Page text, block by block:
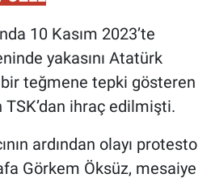
10 Kasım 2023’te
yakasını Atatürk
teğmene tepki gösteren
ihraç edilmişti.
ardından olayı protesto
Görkem Öksüz, mesaiye